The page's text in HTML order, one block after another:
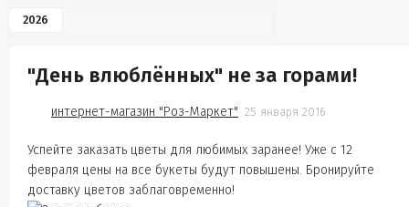
2026
"День влюблённых" не за горами!
интернет-магазин "Роз-Маркет" 25 января 2016
Успейте заказать цветы для любимых заранее! Уже с 12
февраля цены на все букеты будут повышены. Бронируйте
доставку цветов заблаговременно!